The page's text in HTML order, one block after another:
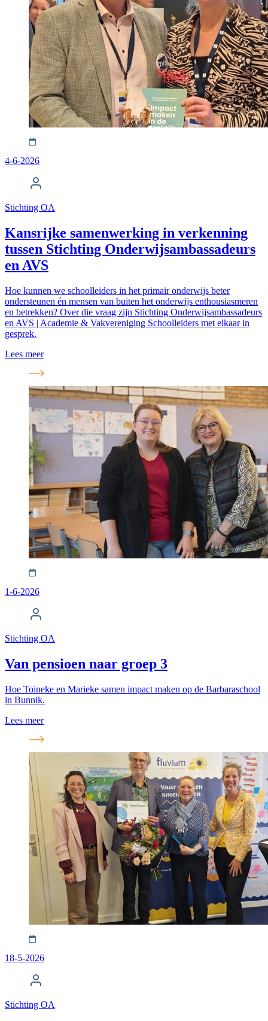
4-6-2026
Stichting OA
Kansrijke samenwerking in verkenning
tussen Stichting Onderwijsambassadeurs
en AVS
Hoe kunnen we schoolleiders in het primair onderwijs beter
ondersteunen én mensen van buiten het onderwijs enthousiasmeren
en betrekken? Over die vraag zijn Stichting Onderwijsambassadeurs
en AVS | Academie & Vakvereniging Schoolleiders met elkaar in
gesprek.
Lees meer
1-6-2026
Stichting OA
Van pensioen naar groep 3
Hoe Toineke en Marieke samen impact maken op de Barbaraschool
in Bunnik.
Lees meer
18-5-2026
Stichting OA